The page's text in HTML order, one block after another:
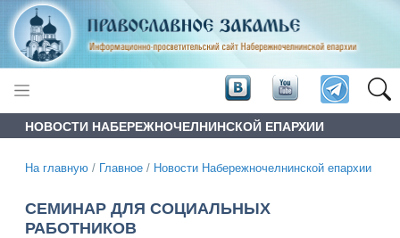
НОВОСТИ НАБЕРЕЖНОЧЕЛНИНСКОЙ ЕПАРХИИ
На главную / Главное / Новости Набережночелнинской епархии
СЕМИНАР ДЛЯ СОЦИАЛЬНЫХ
РАБОТНИКОВ